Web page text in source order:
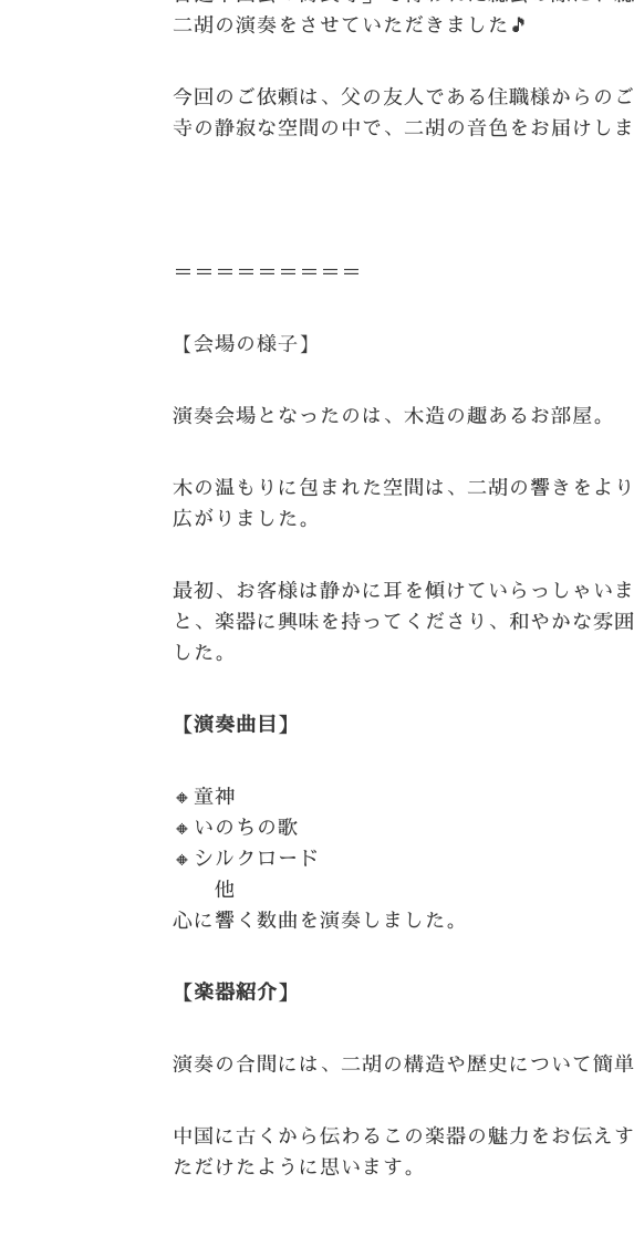
二胡の演奏をさせていただきました🎵
今回のご依頼は、父の友人である住職様からの
寺の静寂な空間の中で、二胡の音色をお届けしま
＝＝＝＝＝＝＝＝＝
【会場の様子】
演奏会場となったのは、木造の趣あるお部屋。
木の温もりに包まれた空間は、二胡の響きをよ
広がりました。
最初、お客様は静かに耳を傾けていらっしゃい
と、楽器に興味を持ってくださり、和やかな雰
した。
【演奏曲目】
🔸童神
🔸いのちの歌
🔸シルクロード
他
心に響く数曲を演奏しました。
【楽器紹介】
演奏の合間には、二胡の構造や歴史について簡単
中国に古くから伝わるこの楽器の魅力をお伝え
ただけたように思います。